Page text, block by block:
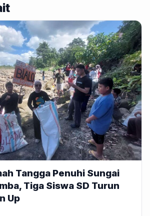
Tangga Penuhi Sungai
Tiga Siswa SD Turun
Up